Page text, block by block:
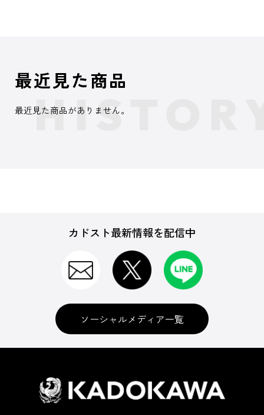
最近見た商品
最近見た商品がありません。
カドスト最新情報を配信中
ソーシャルメディア一覧